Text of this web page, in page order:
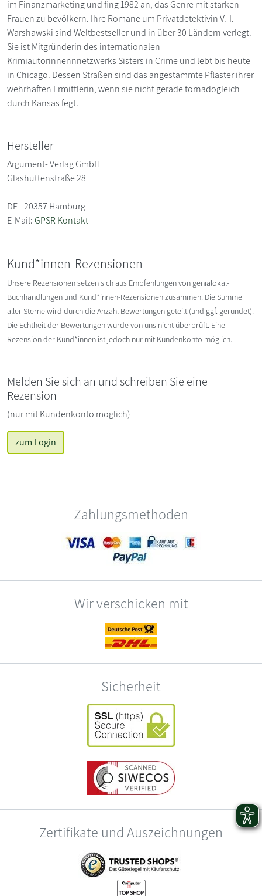
im Finanzmarketing und fing 1982 an, das Genre mit starken
Frauen zu bevölkern. Ihre Romane um Privatdetektivin V.-I.
Warshawski sind Weltbestseller und in über 30 Ländern verlegt.
Sie ist Mitgründerin des internationalen
Krimiautorinnennnetzwerks Sisters in Crime und lebt bis heute
in Chicago. Dessen Straßen sind das angestammte Pflaster ihrer
wehrhaften Ermittlerin, wenn sie nicht gerade tornadogleich
durch Kansas fegt.
Hersteller
Argument- Verlag GmbH
Glashüttenstraße 28
DE - 20357 Hamburg
E-Mail:GPSR Kontakt
Kund*innen-Rezensionen
Unsere Rezensionen setzen sich aus Empfehlungen von genialokal-
Buchhandlungen und Kund*innen-Rezensionen zusammen. Die Summe
aller Sterne wird durch die Anzahl Bewertungen geteilt (und ggf. gerundet).
Die Echtheit der Bewertungen wurde von uns nicht überprüft. Eine
Rezension der Kund*innen ist jedoch nur mit Kundenkonto möglich.
Melden Sie sich an und schreiben Sie eine
Rezension
(nur mit Kundenkonto möglich)
zum Login
Zahlungsmethoden
Wir verschicken mit
Sicherheit
Zertifikate und Auszeichnungen